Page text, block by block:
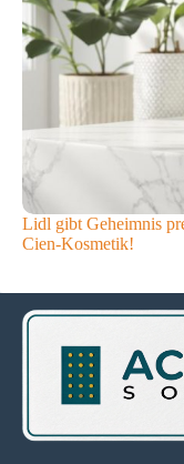
Lidl gibt Geheimnis
Cien-Kosmetik!